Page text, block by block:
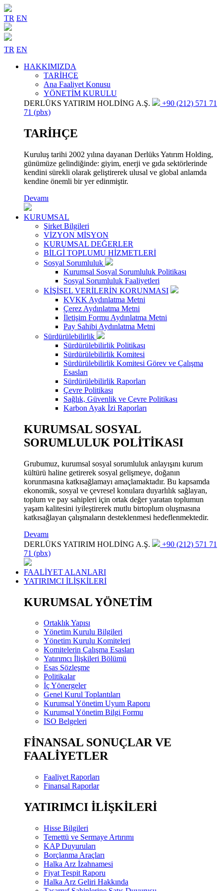
TR EN
TR EN
HAKKIMIZDA
TARİHÇE
Ana Faaliyet Konusu
YÖNETİM KURULU
DERLÜKS YATIRIM HOLDİNG A.Ş.
+90 (212) 571 71
71 (pbx)
TARİHÇE
Kuruluş tarihi 2002 yılına dayanan Derlüks Yatırım Holding,
günümüze gelindiğinde: giyim, enerji ve gıda sektörlerinde
kendini sürekli olarak geliştirerek ulusal ve global anlamda
kendine önemli bir yer edinmiştir.
Devamı
KURUMSAL
Şirket Bilgileri
VİZYON MİSYON
KURUMSAL DEĞERLER
BİLGİ TOPLUMU HİZMETLERİ
Sosyal Sorumluluk
Kurumsal Sosyal Sorumluluk Politikası
Sosyal Sorumluluk Faaliyetleri
KİŞİSEL VERİLERİN KORUNMASI
KVKK Aydınlatma Metni
Çerez Aydınlatma Metni
İletişim Formu Aydınlatma Metni
Pay Sahibi Aydınlatma Metni
Sürdürülebilirlik
Sürdürülebilirlik Politikası
Sürdürülebilirlik Komitesi
Sürdürülebilirlik Komitesi Görev ve Çalışma
Esasları
Sürdürülebilirlik Raporları
Çevre Politikası
Sağlık, Güvenlik ve Çevre Politikası
Karbon Ayak İzi Raporları
KURUMSAL SOSYAL
SORUMLULUK POLİTİKASI
Grubumuz, kurumsal sosyal sorumluluk anlayışını kurum
kültürü haline getirerek sosyal gelişmeye, doğanın
korunmasına katkısağlamayı amaçlamaktadır. Bu kapsamda
ekonomik, sosyal ve çevresel konulara duyarlılık sağlayan,
toplum ve pay sahipleri için ortak değer yaratan toplumun
yaşam kalitesini iyileştirerek mutlu birtoplum oluşmasına
katkısağlayan çalışmaların desteklenmesi hedeflenmektedir.
Devamı
DERLÜKS YATIRIM HOLDİNG A.Ş.
+90 (212) 571 71
71 (pbx)
FAALİYET ALANLARI
YATIRIMCI İLİŞKİLERİ
KURUMSAL YÖNETİM
Ortaklık Yapısı
Yönetim Kurulu Bilgileri
Yönetim Kurulu Komiteleri
Komitelerin Çalışma Esasları
Yatırımcı İlişkileri Bölümü
Esas Sözleşme
Politikalar
İç Yönergeler
Genel Kurul Toplantıları
Kurumsal Yönetim Uyum Raporu
Kurumsal Yönetim Bilgi Formu
ISO Belgeleri
FİNANSAL SONUÇLAR VE
FAALİYETLER
Faaliyet Raporları
Finansal Raporlar
YATIRIMCI İLİŞKİLERİ
Hisse Bilgileri
Temettü ve Sermaye Artırımı
KAP Duyuruları
Borçlanma Araçları
Halka Arz İzahnamesi
Fiyat Tespit Raporu
Halka Arz Geliri Hakkında